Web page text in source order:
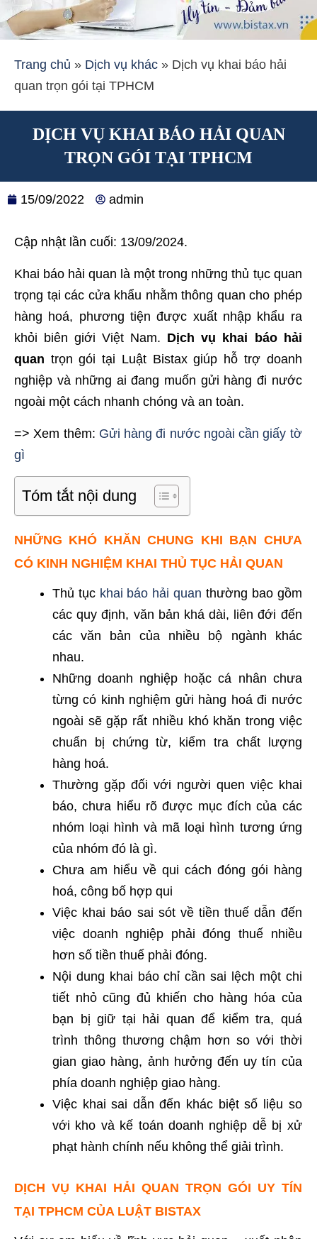
Trang chủ » Dịch vụ khác » Dịch vụ khai báo hải
quan trọn gói tại TPHCM
DỊCH VỤ KHAI BÁO HẢI QUAN
TRỌN GÓI TẠI TPHCM
15/09/2022 admin
Cập nhật lần cuối: 13/09/2024.
Khai báo hải quan là một trong những thủ tục quan
trọng tại các cửa khẩu nhằm thông quan cho phép
hàng hoá, phương tiện được xuất nhập khẩu ra
khỏi biên giới Việt Nam. Dịch vụ khai báo hải
quan trọn gói tại Luật Bistax giúp hỗ trợ doanh
nghiệp và những ai đang muốn gửi hàng đi nước
ngoài một cách nhanh chóng và an toàn.
=> Xem thêm: Gửi hàng đi nước ngoài cần giấy tờ
gì
Tóm tắt nội dung
NHỮNG KHÓ KHĂN CHUNG KHI BẠN CHƯA
CÓ KINH NGHIỆM KHAI THỦ TỤC HẢI QUAN
Thủ tục khai báo hải quan thường bao gồm
các quy định, văn bản khá dài, liên đới đến
các văn bản của nhiều bộ ngành khác
nhau.
Những doanh nghiệp hoặc cá nhân chưa
từng có kinh nghiệm gửi hàng hoá đi nước
ngoài sẽ gặp rất nhiều khó khăn trong việc
chuẩn bị chứng từ, kiểm tra chất lượng
hàng hoá.
Thường gặp đối với người quen việc khai
báo, chưa hiểu rõ được mục đích của các
nhóm loại hình và mã loại hình tương ứng
của nhóm đó là gì.
Chưa am hiểu về qui cách đóng gói hàng
hoá, công bố hợp qui
Việc khai báo sai sót về tiền thuế dẫn đến
việc doanh nghiệp phải đóng thuế nhiều
hơn số tiền thuế phải đóng.
Nội dung khai báo chỉ cần sai lệch một chi
tiết nhỏ cũng đủ khiến cho hàng hóa của
bạn bị giữ tại hải quan để kiểm tra, quá
trình thông thương chậm hơn so với thời
gian giao hàng, ảnh hưởng đến uy tín của
phía doanh nghiệp giao hàng.
Việc khai sai dẫn đến khác biệt số liệu so
với kho và kế toán doanh nghiệp dễ bị xử
phạt hành chính nếu không thể giải trình.
DỊCH VỤ KHAI HẢI QUAN TRỌN GÓI UY TÍN
TẠI TPHCM CỦA LUẬT BISTAX